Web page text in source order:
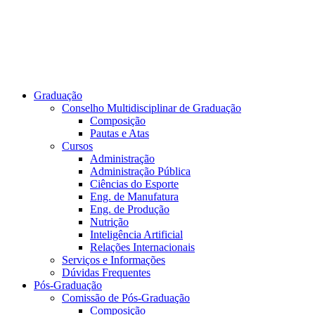
Graduação
Conselho Multidisciplinar de Graduação
Composição
Pautas e Atas
Cursos
Administração
Administração Pública
Ciências do Esporte
Eng. de Manufatura
Eng. de Produção
Nutrição
Inteligência Artificial
Relações Internacionais
Serviços e Informações
Dúvidas Frequentes
Pós-Graduação
Comissão de Pós-Graduação
Composição